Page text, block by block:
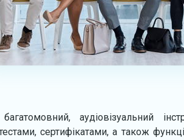
аудіовізуальний
сертифікатами, а також